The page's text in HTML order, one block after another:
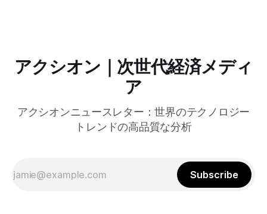
アクシオン｜次世代経済メディ
ア
アクシオンニュースレター：世界のテクノロジー
トレンドの高品質な分析
Subscribe